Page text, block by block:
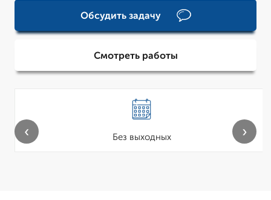
Обсудить задачу
Смотреть работы
Без выходных
‹ ›